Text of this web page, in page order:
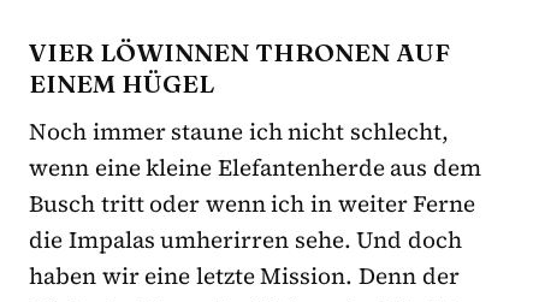
VIER LÖWINNEN THRONEN AUF
EINEM HÜGEL
Noch immer staune ich nicht schlecht,
wenn eine kleine Elefantenherde aus dem
Busch tritt oder wenn ich in weiter Ferne
die Impalas umherirren sehe. Und doch
haben wir eine letzte Mission. Denn der